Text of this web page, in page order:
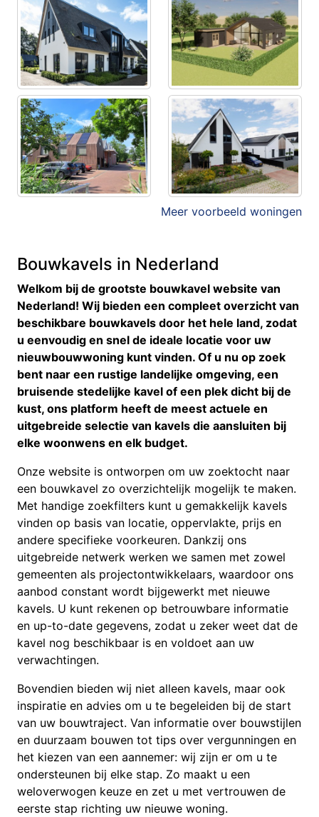
Meer voorbeeld woningen
Bouwkavels in Nederland
Welkom bij de grootste bouwkavel website van
Nederland! Wij bieden een compleet overzicht van
beschikbare bouwkavels door het hele land, zodat
u eenvoudig en snel de ideale locatie voor uw
nieuwbouwwoning kunt vinden. Of u nu op zoek
bent naar een rustige landelijke omgeving, een
bruisende stedelijke kavel of een plek dicht bij de
kust, ons platform heeft de meest actuele en
uitgebreide selectie van kavels die aansluiten bij
elke woonwens en elk budget.
Onze website is ontworpen om uw zoektocht naar
een bouwkavel zo overzichtelijk mogelijk te maken.
Met handige zoekfilters kunt u gemakkelijk kavels
vinden op basis van locatie, oppervlakte, prijs en
andere specifieke voorkeuren. Dankzij ons
uitgebreide netwerk werken we samen met zowel
gemeenten als projectontwikkelaars, waardoor ons
aanbod constant wordt bijgewerkt met nieuwe
kavels. U kunt rekenen op betrouwbare informatie
en up-to-date gegevens, zodat u zeker weet dat de
kavel nog beschikbaar is en voldoet aan uw
verwachtingen.
Bovendien bieden wij niet alleen kavels, maar ook
inspiratie en advies om u te begeleiden bij de start
van uw bouwtraject. Van informatie over bouwstijlen
en duurzaam bouwen tot tips over vergunningen en
het kiezen van een aannemer: wij zijn er om u te
ondersteunen bij elke stap. Zo maakt u een
weloverwogen keuze en zet u met vertrouwen de
eerste stap richting uw nieuwe woning.